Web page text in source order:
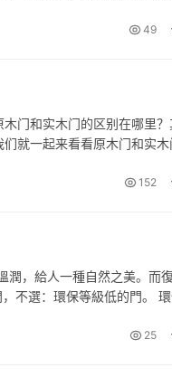
49
门和实木门的区别在哪里
就一起来看看原木门和实木
152
潤，給人一種自然之美。而
不選：環保等級低的門。
25